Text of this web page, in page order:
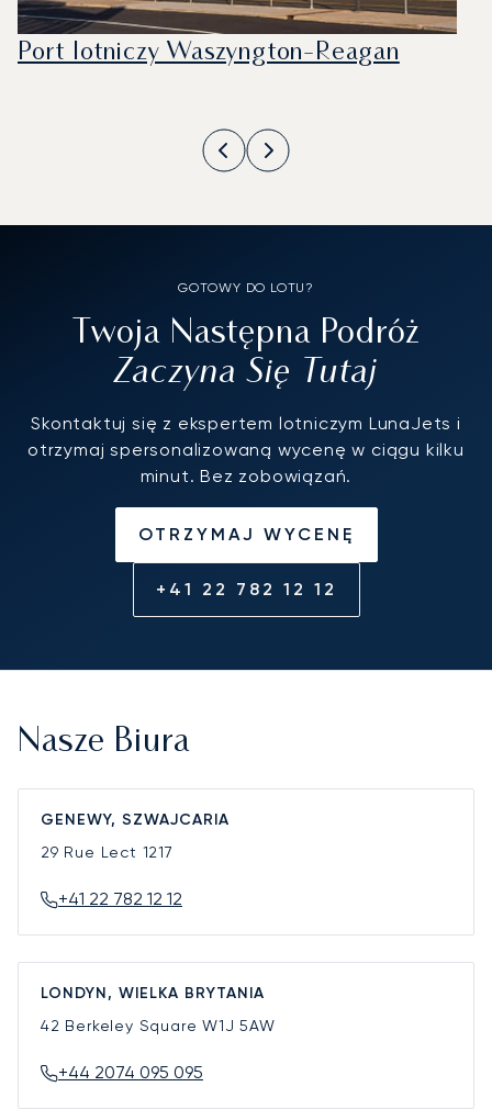
Port lotniczy Waszyngton-Reagan
GOTOWY DO LOTU?
Twoja Następna Podróż
Zaczyna Się Tutaj
Skontaktuj się z ekspertem lotniczym LunaJets i
otrzymaj spersonalizowaną wycenę w ciągu kilku
minut. Bez zobowiązań.
OTRZYMAJ WYCENĘ
+41 22 782 12 12
Nasze Biura
GENEWY, SZWAJCARIA
29 Rue Lect 1217
+41 22 782 12 12
LONDYN, WIELKA BRYTANIA
42 Berkeley SquareW1J 5AW
+44 2074 095 095